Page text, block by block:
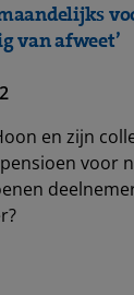
van afweet’
en zijn
voor